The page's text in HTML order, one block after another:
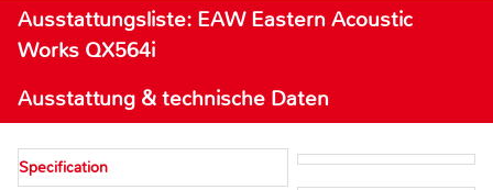
Ausstattungsliste: EAW Eastern Acoustic
Works QX564i
Ausstattung & technische Daten
Specification